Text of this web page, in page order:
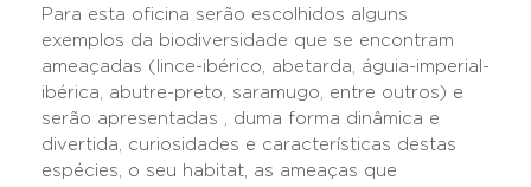
Para esta oficina serão escolhidos alguns
exemplos da biodiversidade que se encontram
ameaçadas (lince-ibérico, abetarda, águia-imperial-
ibérica, abutre-preto, saramugo, entre outros) e
serão apresentadas , duma forma dinâmica e
divertida, curiosidades e características destas
espécies, o seu habitat, as ameaças que